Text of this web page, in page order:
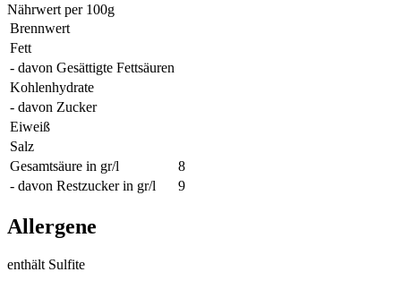
Nährwert per 100g
Brennwert
Fett
- davon Gesättigte Fettsäuren
Kohlenhydrate
- davon Zucker
Eiweiß
Salz
Gesamtsäure in gr/l
8
- davon Restzucker in gr/l
9
Allergene
enthält Sulfite